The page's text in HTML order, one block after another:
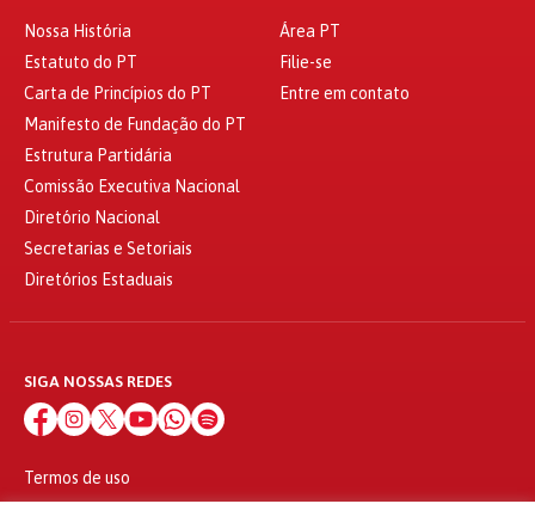
Nossa História
Estatuto do PT
Carta de Princípios do PT
Manifesto de Fundação do PT
Estrutura Partidária
Comissão Executiva Nacional
Diretório Nacional
Secretarias e Setoriais
Diretórios Estaduais
Área PT
Filie-se
Entre em contato
SIGA NOSSAS REDES
Termos de uso